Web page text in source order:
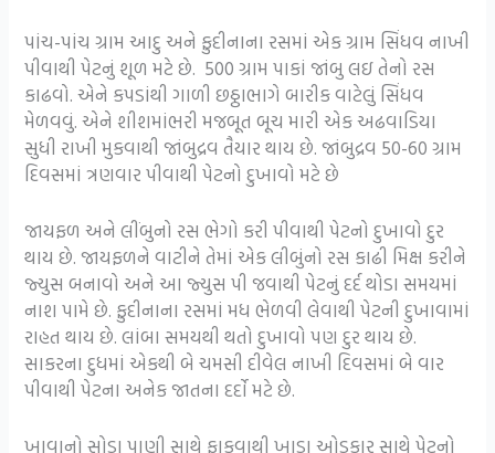
પાંચ-પાંચ ગ્રામ આદુ અને ફુદીનાના રસમાં એક ગ્રામ સિંધવ નાખી
પીવાથી પેટનું શૂળ મટે છે. 500 ગ્રામ પાકાં જાંબુ લઇ તેનો રસ
કાઢવો. એને કપડાંથી ગાળી છઠ્ઠાભાગે બારીક વાટેલું સિંધવ
મેળવવું. એને શીશમાંભરી મજબૂત બૂચ મારી એક અઢવાડિયા
સુધી રાખી મુકવાથી જાંબુદ્રવ તૈયાર થાય છે. જાંબુદ્રવ 50-60 ગ્રામ
દિવસમાં ત્રણવાર પીવાથી પેટનો દુખાવો મટે છે
જાયફળ અને લીંબુનો રસ ભેગો કરી પીવાથી પેટનો દુખાવો દુર
થાય છે. જાયફળને વાટીને તેમાં એક લીબુંનો રસ કાઢી મિક્ષ કરીને
જ્યુસ બનાવો અને આ જ્યુસ પી જવાથી પેટનું દર્દ થોડા સમયમાં
નાશ પામે છે. ફુદીનાના રસમાં મધ ભેળવી લેવાથી પેટની દુખાવામાં
રાહત થાય છે. લાંબા સમયથી થતો દુખાવો પણ દુર થાય છે.
સાકરના દુધમાં એકથી બે ચમસી દીવેલ નાખી દિવસમાં બે વાર
પીવાથી પેટના અનેક જાતના દર્દો મટે છે.
ખાવાનો સોડા પાણી સાથે ફાકવાથી ખાડા ઓડકાર સાથે પેટનો